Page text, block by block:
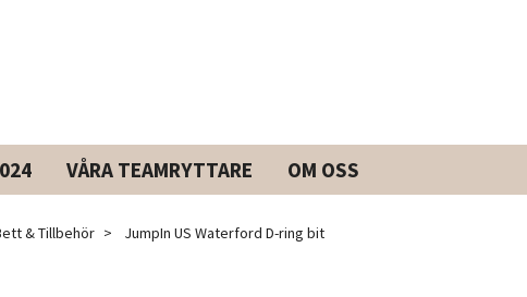
VÅRA TEAMRYTTARE OM OSS
& Tillbehör JumpIn US Waterford D-ring bit